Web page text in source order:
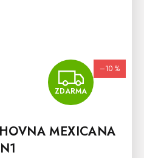
ZDARMA
–10 %
MEXICANA
N1